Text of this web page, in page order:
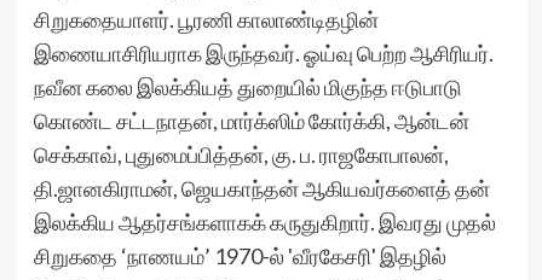
சிறுகதையாளர். பூரணி காலாண்டிதழின்
இணையாசிரியராக இருந்தவர். ஓய்வு பெற்ற ஆசிரியர்.
நவீன கலை இலக்கியத் துறையில் மிகுந்த ஈடுபாடு
கொண்ட சட்டநாதன், மார்க்ஸிம் கோர்க்கி, ஆன்டன்
செக்காவ், புதுமைப்பித்தன், கு. ப. ராஜகோபாலன்,
தி.ஜானகிராமன், ஜெயகாந்தன் ஆகியவர்களைத் தன்
இலக்கிய ஆதர்சங்களாகக் கருதுகிறார். இவரது முதல்
சிறுகதை ‘நாணயம்’ 1970-ல் 'வீரகேசரி' இதழில்